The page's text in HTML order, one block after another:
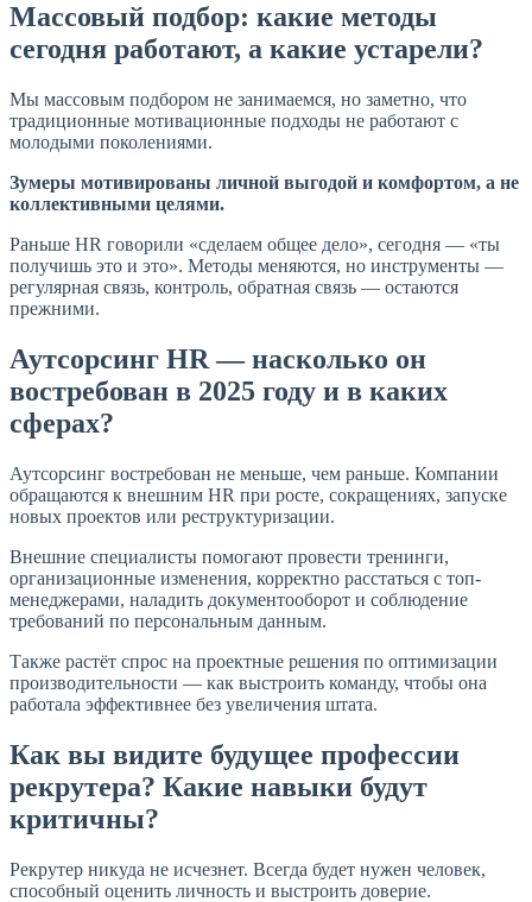
Массовый подбор: какие методы
сегодня работают, а какие устарели?
Мы массовым подбором не занимаемся, но заметно, что
традиционные мотивационные подходы не работают с
молодыми поколениями.
Зумеры мотивированы личной выгодой и комфортом, а не
коллективными целями.
Раньше HR говорили «сделаем общее дело», сегодня — «ты
получишь это и это». Методы меняются, но инструменты —
регулярная связь, контроль, обратная связь — остаются
прежними.
Аутсорсинг HR — насколько он
востребован в 2025 году и в каких
сферах?
Аутсорсинг востребован не меньше, чем раньше. Компании
обращаются к внешним HR при росте, сокращениях, запуске
новых проектов или реструктуризации.
Внешние специалисты помогают провести тренинги,
организационные изменения, корректно расстаться с топ-
менеджерами, наладить документооборот и соблюдение
требований по персональным данным.
Также растёт спрос на проектные решения по оптимизации
производительности — как выстроить команду, чтобы она
работала эффективнее без увеличения штата.
Как вы видите будущее профессии
рекрутера? Какие навыки будут
критичны?
Рекрутер никуда не исчезнет. Всегда будет нужен человек,
способный оценить личность и выстроить доверие.